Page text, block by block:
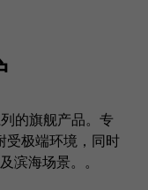
的旗舰产品。专
受极端环境，同时
滨海场景。。